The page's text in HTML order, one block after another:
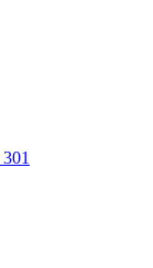
301